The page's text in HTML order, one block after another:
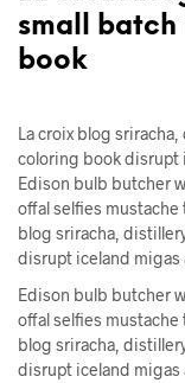
small
book
La croix blog
coloring book disrupt
Edison bulb butcher
offal selfies mustache
blog sriracha,
disrupt iceland migas
Edison bulb butcher
offal selfies mustache
blog sriracha,
disrupt iceland migas